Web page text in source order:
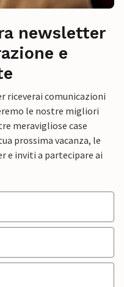
newsletter
e
riceverai comunicazioni
le nostre migliori
meravigliose case
prossima vacanza, le
e inviti a partecipare ai